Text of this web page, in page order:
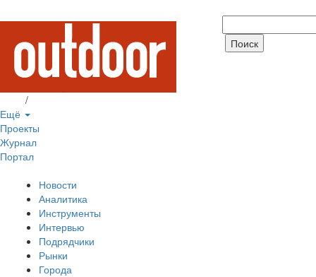
/
Ещё
Проекты
Журнал
Портал
Новости
Аналитика
Инструменты
Интервью
Подрядчики
Рынки
Города